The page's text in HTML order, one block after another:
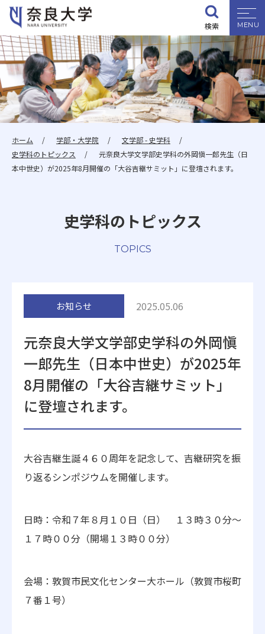
検索
大学紹介
学部・大学院
学生生活
受験生の方へ 在学生の方へ
卒業生の方へ 一般・企業の方
地歴甲子園 法人本部
ホーム 学部・大学院
文学部 - 史学科
史学科のトピックス
元奈良大学文学部史学科の外岡愼一郎先生（日
本中世史）が2025年8月開催の「大谷吉継サミット」に登壇されます。
史学科のトピックス
TOPICS
お知らせ 2025.05.06
元奈良大学文学部史学科の外岡愼
一郎先生（日本中世史）が2025年
8月開催の「大谷吉継サミット」
に登壇されます。
大谷吉継生誕４６０周年を記念して、吉継研究を振
り返るシンポジウムを開催します。
日時：令和７年８月１０日（日） １３時３０分～
１７時００分（開場１３時００分）
会場：敦賀市民文化センター大ホール（敦賀市桜町
７番１号）